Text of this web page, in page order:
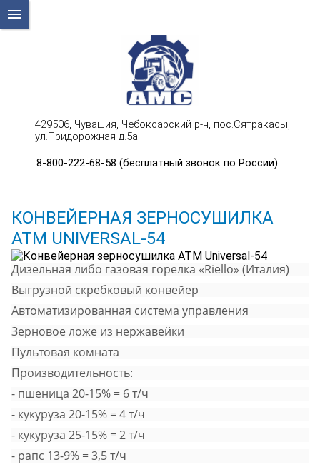
menu
429506, Чувашия, Чебоксарский р-н, пос.Сятракасы,
ул.Придорожная д.5а
8-800-222-68-58 (бесплатный звонок по России)
КОНВЕЙЕРНАЯ ЗЕРНОСУШИЛКА
АТМ UNIVERSAL-54
Дизельная либо газовая горелка «Riellо» (Италия)
Выгрузной скребковый конвейер
Автоматизированная система управления
Зерновое ложе из нержавейки
Пультовая комната
Производительность:
- пшеница 20-15% = 6 т/ч
- кукуруза 20-15% = 4 т/ч
- кукуруза 25-15% = 2 т/ч
- рапс 13-9% = 3,5 т/ч